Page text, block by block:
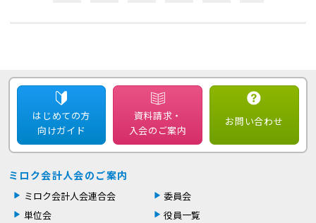
はじめての方
向けガイド
資料請求・
入会のご案内
お問い合わせ
ミロク会計人会のご案内
ミロク会計人会連合会
委員会
単位会
役員一覧